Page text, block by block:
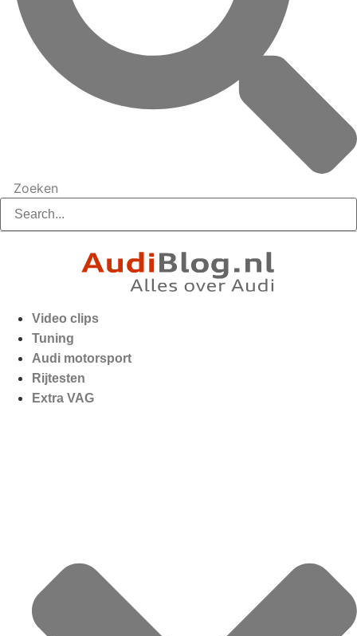
Zoeken
Video clips
Tuning
Audi motorsport
Rijtesten
Extra VAG